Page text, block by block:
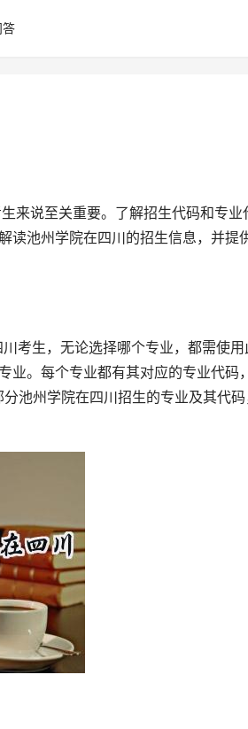
答
读池州学院在四川的招生信息，并提
考生，无论选择哪个专业，都需使用
业。每个专业都有其对应的专业代码
池州学院在四川招生的专业及其代